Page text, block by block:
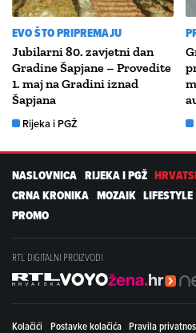
EVO ŠTO PRIPREMAJU
Jubilarni 80. zavjetni dan
Gradine Šapjane – Provedite
1. maj na Gradini iznad
Šapjana
Rijeka i PGŽ
NASLOVNICA RIJEKA I PGŽ
CRNA KRONIKA MOZAIK LIFESTYLE
PROMO
RTL DIGITALNI PROIZVODI
Kolačići Postavke kolačića Pravila